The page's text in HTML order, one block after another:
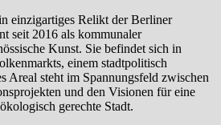
einzigartiges Relikt der Berliner
seit 2016 als kommunaler
Kunst. Sie befindet sich in
einem stadtpolitisch
Areal steht im Spannungsfeld zwischen
und den Visionen für eine
gerechte Stadt.